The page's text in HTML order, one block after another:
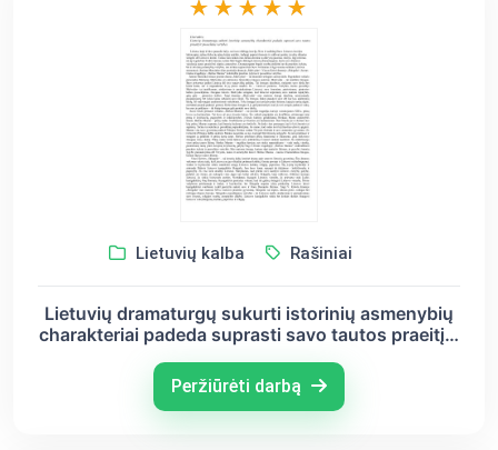
Lietuvių kalba Rašiniai
Lietuvių dramaturgų sukurti istorinių asmenybių
charakteriai padeda suprasti savo tautos praeitį ir
Peržiūrėti darbą